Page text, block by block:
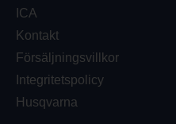
ICA
Kontakt
Försäljningsvillkor
Integritetspolicy
Husqvarna